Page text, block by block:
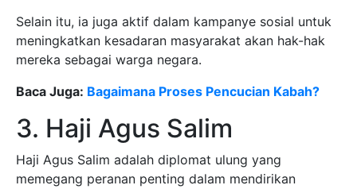
Selain itu, ia juga aktif dalam kampanye sosial untuk
meningkatkan kesadaran masyarakat akan hak-hak
mereka sebagai warga negara.
Baca Juga: Bagaimana Proses Pencucian Kabah?
3. Haji Agus Salim
Haji Agus Salim adalah diplomat ulung yang
memegang peranan penting dalam mendirikan